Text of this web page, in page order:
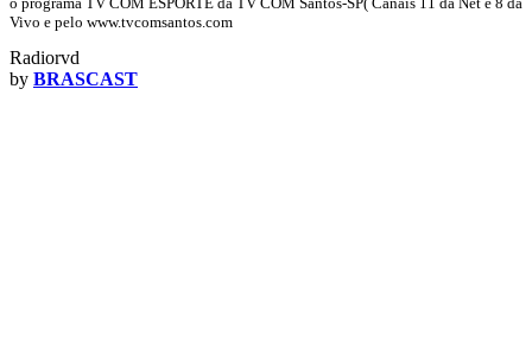
Vivo e pelo www.tvcomsantos.com
Radiorvd
by BRASCAST